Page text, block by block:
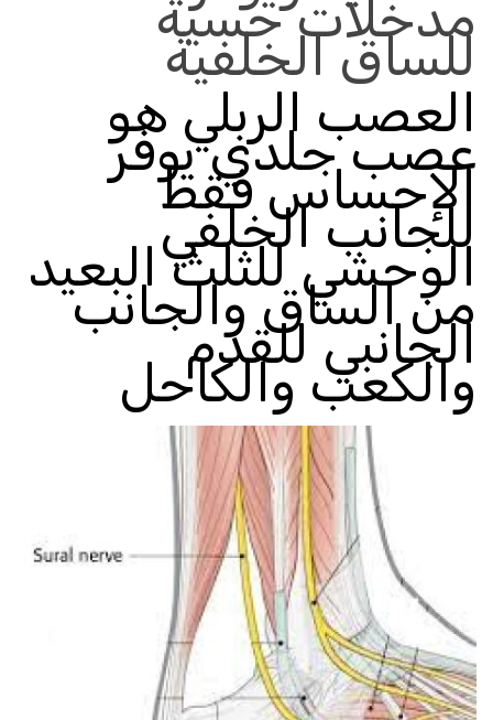
مدخلات حسية
للساق الخلفية
العصب الربلي هو
عصب جلدي يوفر
الإحساس فقط
للجانب الخلفي
الوحشي للثلث البعيد
من الساق والجانب
الجانبي للقدم
والكعب والكاحل